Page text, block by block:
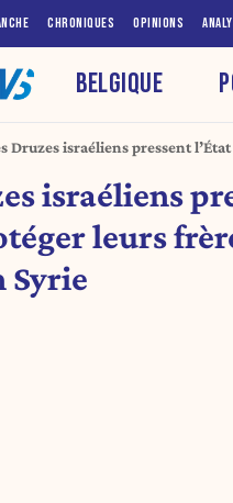
CHRONIQUES OPINIONS
BELGIQUE
Druzes israéliens pressent
israéliens
leurs
Syrie